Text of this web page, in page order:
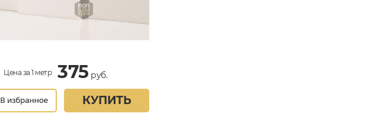
Цена за 1 метр 375 руб.
КУПИТЬ